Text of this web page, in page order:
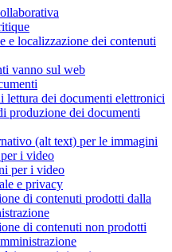
e localizzazione dei contenuti
vanno sul web
lettura dei documenti elettronici
produzione dei documenti
(alt text) per le immagini
i video
per i video
e privacy
di contenuti prodotti dalla
di contenuti non prodotti